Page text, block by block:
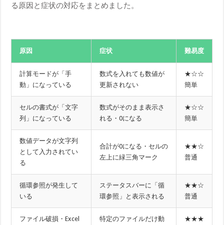
る原因と症状の対応をまとめました。
原因 症状 難易度
計算モードが「手
動」になっている
数式を入れても数値が
更新されない
★☆☆
簡単
セルの書式が「文字
列」になっている
数式がそのまま表示さ
れる・0になる
★☆☆
簡単
数値データが文字列
として入力されてい
る
合計が0になる・セルの
左上に緑三角マーク
★★☆
普通
循環参照が発生して
いる
ステータスバーに「循
環参照」と表示される
★★☆
普通
ファイル破損・Excel
特定のファイルだけ動
★★★